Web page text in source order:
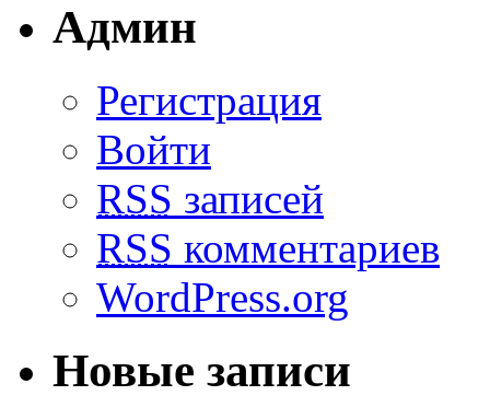
Админ
Регистрация
Войти
RSS записей
RSS комментариев
WordPress.org
Новые записи